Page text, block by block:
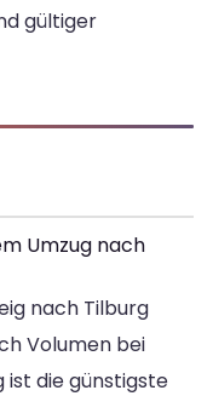
gültiger
Umzug nach
nach Tilburg
Volumen bei
ist die günstigste